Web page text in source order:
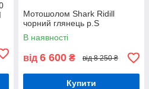
Мотошолом Shark Ridill
чорний глянець р.S
В наявності
від 6 600 ₴ від 8 250 ₴
Купити